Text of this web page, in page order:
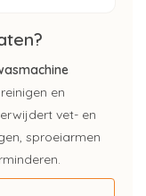
en
vet- en
sproeiarmen